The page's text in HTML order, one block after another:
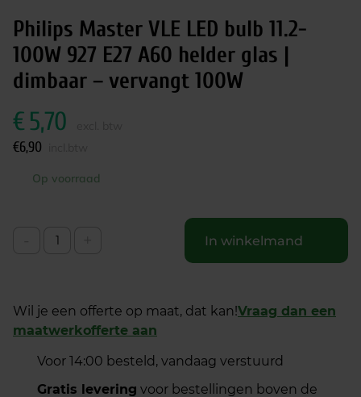
Philips Master VLE LED bulb 11.2-
100W 927 E27 A60 helder glas |
dimbaar – vervangt 100W
€5,70
€6,90
Op voorraad
In winkelmand
Wil je een offerte op maat, dat kan!Vraag dan een
maatwerkofferte aan
Voor 14:00 besteld, vandaag verstuurd
Gratis levering voor bestellingen boven de